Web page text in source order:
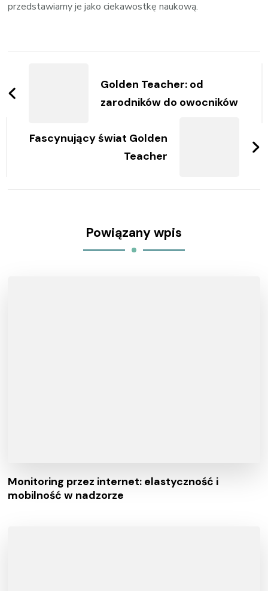
przedstawiamy je jako ciekawostkę naukową.
wpisy
Golden Teacher: od
zarodników do owocników
Fascynujący świat Golden
Teacher
Powiązany wpis
Monitoring przez internet: elastyczność i
mobilność w nadzorze